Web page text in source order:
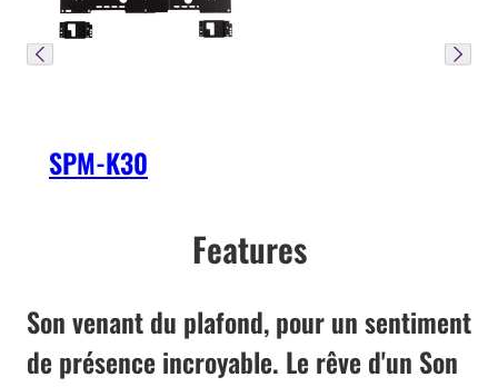
SPM-K30
Features
Son venant du plafond, pour un sentiment
de présence incroyable. Le rêve d'un Son